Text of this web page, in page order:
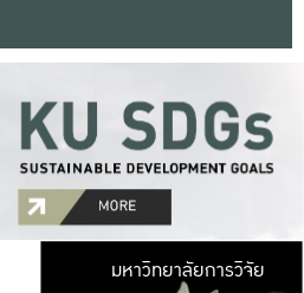
มหาวิ
มหาวิทยาลัยการวิจัย